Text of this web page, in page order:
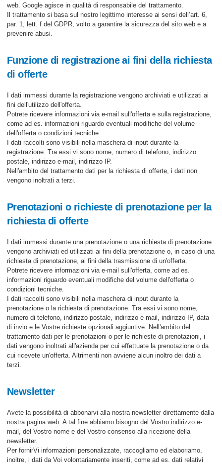
web. Google agisce in qualità di responsabile del trattamento.
Il trattamento si basa sul nostro legittimo interesse ai sensi dell’art. 6,
par. 1, lett. f del GDPR, volto a garantire la sicurezza del sito web e a
prevenire abusi.
Funzione di registrazione ai fini della richiesta
di offerte
I dati immessi durante la registrazione vengono archiviati e utilizzati ai
fini dell'utilizzo dell'offerta.
Potrete ricevere informazioni via e-mail sull'offerta e sulla registrazione,
come ad es. informazioni riguardo eventuali modifiche del volume
dell'offerta o condizioni tecniche.
I dati raccolti sono visibili nella maschera di input durante la
registrazione. Tra essi vi sono nome, numero di telefono, indirizzo
postale, indirizzo e-mail, indirizzo IP.
Nell'ambito del trattamento dati per la richiesta di offerte, i dati non
vengono inoltrati a terzi.
Prenotazioni o richieste di prenotazione per la
richiesta di offerte
I dati immessi durante una prenotazione o una richiesta di prenotazione
vengono archiviati ed utilizzati ai fini della prenotazione o, in caso di una
richiesta di prenotazione, ai fini della trasmissione di un'offerta.
Potrete ricevere informazioni via e-mail sull'offerta, come ad es.
informazioni riguardo eventuali modifiche del volume dell'offerta o
condizioni tecniche.
I dati raccolti sono visibili nella maschera di input durante la
prenotazione o la richiesta di prenotazione. Tra essi vi sono nome,
numero di telefono, indirizzo postale, indirizzo e-mail, indirizzo IP, data
di invio e le Vostre richieste opzionali aggiuntive. Nell'ambito del
trattamento dati per le prenotazioni o per le richieste di prenotazioni, i
dati vengono inoltrati all'azienda per cui effettuate la prenotazione o da
cui ricevete un'offerta. Altrimenti non avviene alcun inoltro dei dati a
terzi.
Newsletter
Avete la possibilità di abbonarvi alla nostra newsletter direttamente dalla
nostra pagina web. A tal fine abbiamo bisogno del Vostro indirizzo e-
mail, del Vostro nome e del Vostro consenso alla ricezione della
newsletter.
Per fornirVi informazioni personalizzate, raccogliamo ed elaboriamo,
inoltre, i dati da Voi volontariamente inseriti, come ad es. dati relativi